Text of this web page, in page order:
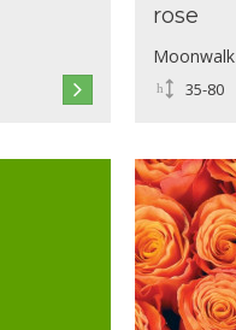
rose
Moonwalk
35-80